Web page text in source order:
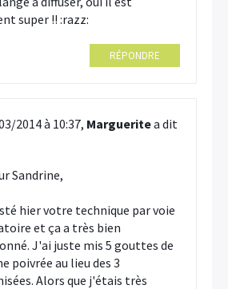
super !! :razz:
RÉPONDRE
2014 à 10:37, Margueritea dit
Sandrine,
hier votre technique par voie
et ça a très bien
J'ai juste mis 5 gouttes de
poivrée au lieu des 3
Alors que j'étais très